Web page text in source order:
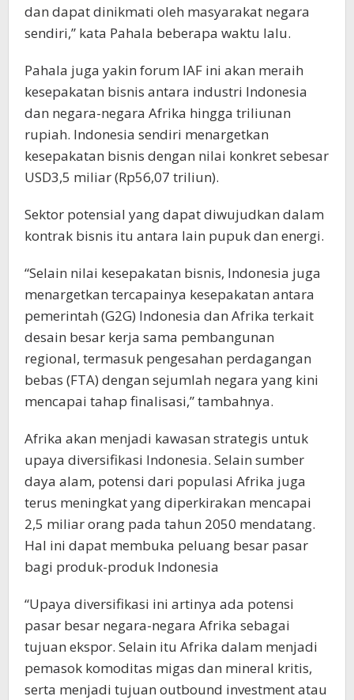
dan dapat dinikmati oleh masyarakat negara
sendiri,” kata Pahala beberapa waktu lalu.
Pahala juga yakin forum IAF ini akan meraih
kesepakatan bisnis antara industri Indonesia
dan negara-negara Afrika hingga triliunan
rupiah. Indonesia sendiri menargetkan
kesepakatan bisnis dengan nilai konkret sebesar
USD3,5 miliar (Rp56,07 triliun).
Sektor potensial yang dapat diwujudkan dalam
kontrak bisnis itu antara lain pupuk dan energi.
“Selain nilai kesepakatan bisnis, Indonesia juga
menargetkan tercapainya kesepakatan antara
pemerintah (G2G) Indonesia dan Afrika terkait
desain besar kerja sama pembangunan
regional, termasuk pengesahan perdagangan
bebas (FTA) dengan sejumlah negara yang kini
mencapai tahap finalisasi,” tambahnya.
Afrika akan menjadi kawasan strategis untuk
upaya diversifikasi Indonesia. Selain sumber
daya alam, potensi dari populasi Afrika juga
terus meningkat yang diperkirakan mencapai
2,5 miliar orang pada tahun 2050 mendatang.
Hal ini dapat membuka peluang besar pasar
bagi produk-produk Indonesia
“Upaya diversifikasi ini artinya ada potensi
pasar besar negara-negara Afrika sebagai
tujuan ekspor. Selain itu Afrika dalam menjadi
pemasok komoditas migas dan mineral kritis,
serta menjadi tujuan outbound investment atau